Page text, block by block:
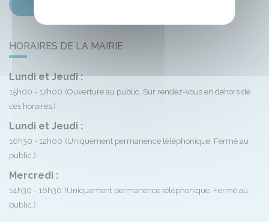
HORAIRES DE LA MAIRIE
Lundi et Jeudi :
15h00 - 17h00 (Ouverture au public. Sur rendez-vous en dehors de
ces horaires.)
Lundi et Jeudi :
10h30 - 12h00 (Uniquement permanence téléphonique. Fermé au
public.)
Mercredi :
14h30 - 16h30 (Uniquement permanence téléphonique. Fermé au
public.)